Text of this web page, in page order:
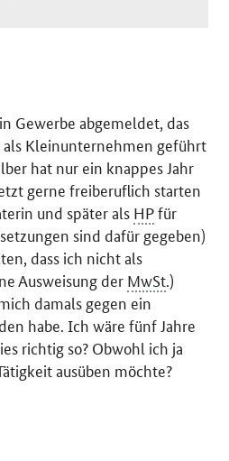
Gewerbe abgemeldet, das
Kleinunternehmen geführt
hat nur ein knappes Jahr
gerne freiberuflich starten
und später als HPfür
sind dafür gegeben)
dass ich nicht als
Ausweisung der MwSt.)
damals gegen ein
habe. Ich wäre fünf Jahre
richtig so? Obwohl ich ja
ausüben möchte?